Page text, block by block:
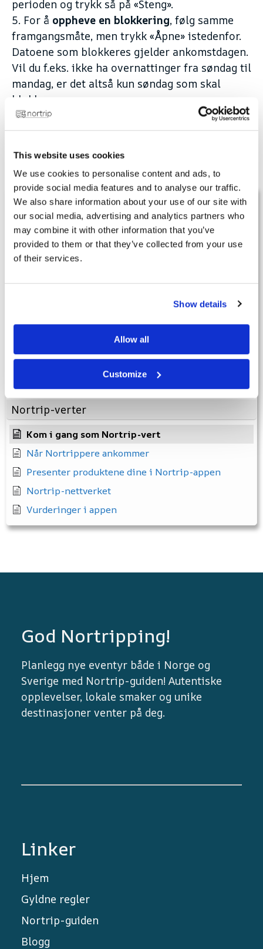
This website uses cookies
We use cookies to personalise content and ads, to
provide social media features and to analyse our traffic.
We also share information about your use of our site with
our social media, advertising and analytics partners who
may combine it with other information that you’ve
provided to them or that they’ve collected from your use
of their services.
Show details
Allow all
Customize
Abonnement
Fornye abonnementet
Har dere bok?
Medlemsbevis og klistremerke
Appen
Glemt passord
Ugyldig medlemsnummer
Nortrip-verter
Kom i gang som Nortrip-vert
Når Nortrippere ankommer
Presenter produktene dine i Nortrip-appen
Nortrip-nettverket
Vurderinger i appen
perioden og trykk så på «Steng».
5. For å oppheve en blokkering, følg samme
framgangsmåte, men trykk «Åpne» istedenfor.
Datoene som blokkeres gjelder ankomstdagen.
Vil du f.eks. ikke ha overnattinger fra søndag til
mandag, er det altså kun søndag som skal
blokkeres.
for å lagre endringene!
God Nortripping!
Planlegg nye eventyr både i Norge og
Sverige med Nortrip-guiden! Autentiske
opplevelser, lokale smaker og unike
destinasjoner venter på deg.
Linker
Hjem
Gyldne regler
Nortrip-guiden
Blogg